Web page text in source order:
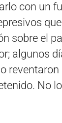
con un
sobre el
algunos
No